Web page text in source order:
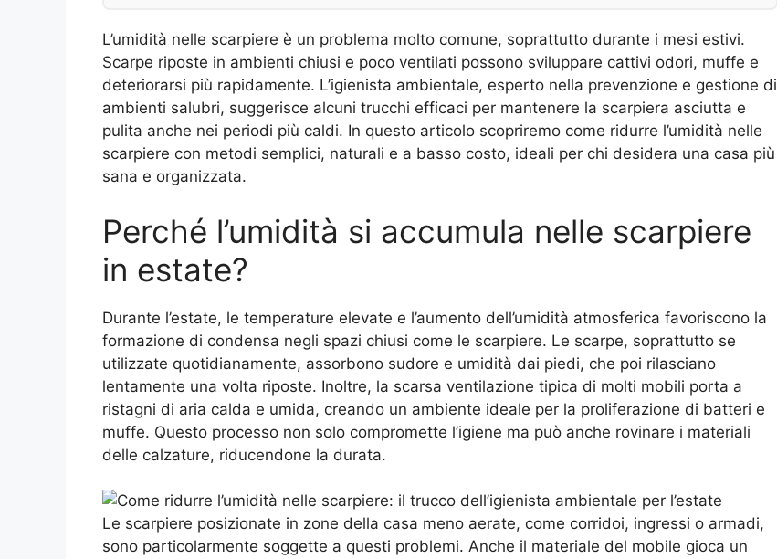
L’umidità nelle scarpiere è un problema molto comune, soprattutto durante i mesi estivi.
Scarpe riposte in ambienti chiusi e poco ventilati possono sviluppare cattivi odori, muffe e
deteriorarsi più rapidamente. L’igienista ambientale, esperto nella prevenzione e gestione di
ambienti salubri, suggerisce alcuni trucchi efficaci per mantenere la scarpiera asciutta e
pulita anche nei periodi più caldi. In questo articolo scopriremo come ridurre l’umidità nelle
scarpiere con metodi semplici, naturali e a basso costo, ideali per chi desidera una casa più
sana e organizzata.
Perché l’umidità si accumula nelle scarpiere
in estate?
Durante l’estate, le temperature elevate e l’aumento dell’umidità atmosferica favoriscono la
formazione di condensa negli spazi chiusi come le scarpiere. Le scarpe, soprattutto se
utilizzate quotidianamente, assorbono sudore e umidità dai piedi, che poi rilasciano
lentamente una volta riposte. Inoltre, la scarsa ventilazione tipica di molti mobili porta a
ristagni di aria calda e umida, creando un ambiente ideale per la proliferazione di batteri e
muffe. Questo processo non solo compromette l’igiene ma può anche rovinare i materiali
delle calzature, riducendone la durata.
Le scarpiere posizionate in zone della casa meno aerate, come corridoi, ingressi o armadi,
sono particolarmente soggette a questi problemi. Anche il materiale del mobile gioca un